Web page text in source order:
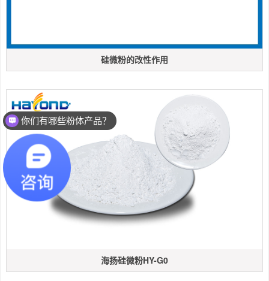
硅微粉的改性作用
海扬硅微粉HY-G0
你们有哪些粉体产品？